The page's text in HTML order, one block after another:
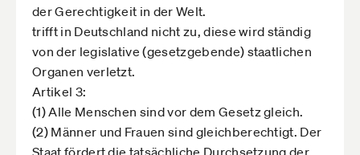
der Gerechtigkeit in der Welt.
trifft in Deutschland nicht zu, diese wird ständig
von der legislative (gesetzgebende) staatlichen
Organen verletzt.
Artikel 3:
(1) Alle Menschen sind vor dem Gesetz gleich.
(2) Männer und Frauen sind gleichberechtigt. Der
Staat fördert die tatsächliche Durchsetzung der